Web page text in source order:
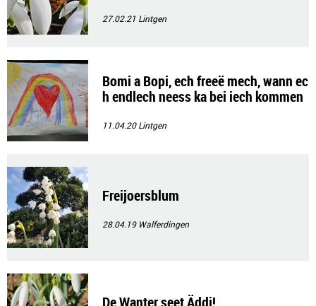
27.02.21 Lintgen
Bomi a Bopi, ech freeë mech, wann ec
h endlech neess ka bei iech kommen
11.04.20Lintgen
Freijoersblum
28.04.19 Walferdingen
De Wanter seet Äddi!